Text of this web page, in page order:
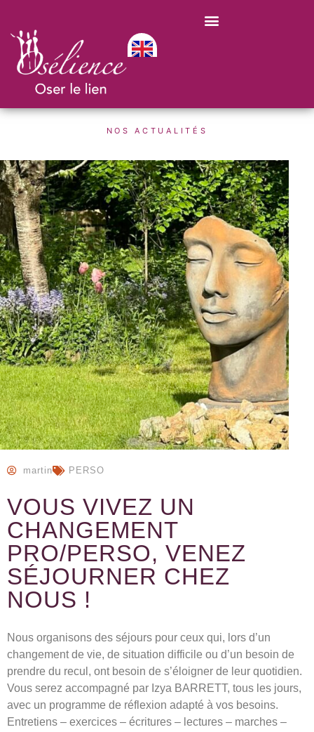
NOS ACTUALITÉS
martin PERSO
VOUS VIVEZ UN
CHANGEMENT
PRO/PERSO, VENEZ
SÉJOURNER CHEZ
NOUS !
Nous organisons des séjours pour ceux qui, lors d’un
changement de vie, de situation difficile ou d’un besoin de
prendre du recul, ont besoin de s’éloigner de leur quotidien.
Vous serez accompagné par Izya BARRETT, tous les jours,
avec un programme de réflexion adapté à vos besoins.
Entretiens – exercices – écritures – lectures – marches –